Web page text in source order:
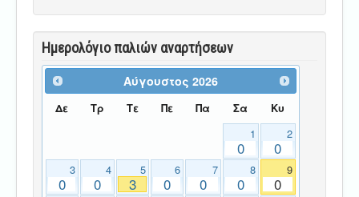
Ημερολόγιο παλιών αναρτήσεων
Αύγουστος 2026
Δε Τρ Τε Πε Πα Σα Κυ
1
0
2
0
3
0
4
0
5
3
6
0
7
0
8
0
9
0